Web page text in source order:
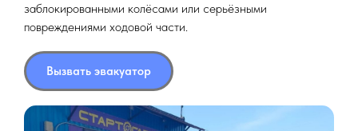
заблокированными колёсами или серьёзными
повреждениями ходовой части.
Вызвать эвакуатор